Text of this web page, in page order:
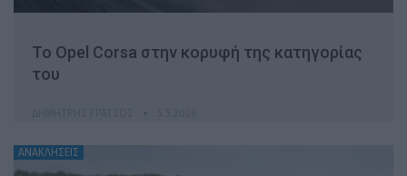
Το Opel Corsa στην κορυφή της κατηγορίας
του
ΑΝΑΚΛΗΣΕΙΣ